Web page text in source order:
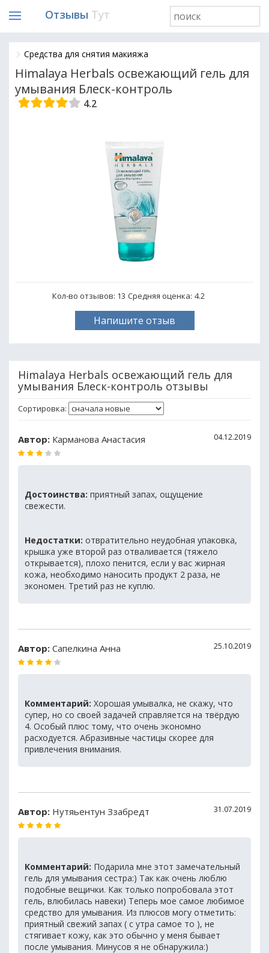
Отзывы Тут
Средства для снятия макияжа
Himalaya Herbals освежающий гель для
умывания Блеск-контроль
4.2
Кол-во отзывов: 13 Средняя оценка: 4.2
Напишите отзыв
Himalaya Herbals освежающий гель для
умывания Блеск-контроль отзывы
Сортировка:
Автор: Карманова Анастасия 04.12.2019
Достоинства: приятный запах, ощущение
свежести.
Недостатки: отвратительно неудобная упаковка,
крышка уже второй раз отваливается (тяжело
открывается), плохо пенится, если у вас жирная
кожа, необходимо наносить продукт 2 раза, не
экономен. Третий раз не куплю.
Автор: Сапелкина Анна 25.10.2019
Комментарий: Хорошая умывалка, не скажу, что
супер, но со своей задачей справляется на твёрдую
4. Особый плюс тому, что очень экономно
расходуется. Абразивные частицы скорее для
привлечения внимания.
Автор: Нутяьентун Ззабредт 31.07.2019
Комментарий: Подарила мне этот замечательный
гель для умывания сестра:) Так как очень люблю
подобные вещички. Как только попробовала этот
гель, влюбилась навеки) Теперь мое самое любимое
средство для умывания. Из плюсов могу отметить:
приятный свежий запах ( с утра самое то ), не
стягивает кожу, как это обычно у меня бывает
после умывания. Минусов я не обнаружила:)